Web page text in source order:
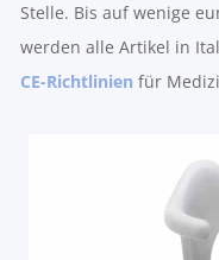
Stelle. Bis auf wenige
werden alle Artikel in
CE-Richtlinien für